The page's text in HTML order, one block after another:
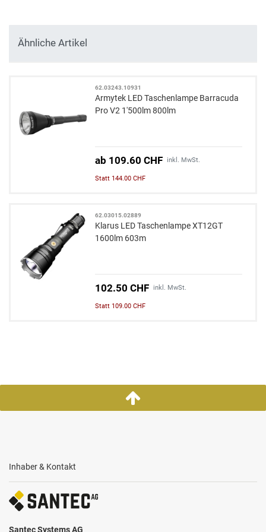
Ähnliche Artikel
62.03243.10931
Armytek LED Taschenlampe Barracuda
Pro V2 1'500lm 800lm
ab 109.60 CHF inkl. MwSt.
Statt 144.00 CHF
62.03015.02889
Klarus LED Taschenlampe XT12GT
1600lm 603m
102.50 CHF inkl. MwSt.
Statt 109.00 CHF
Inhaber & Kontakt
Santec Systems AG